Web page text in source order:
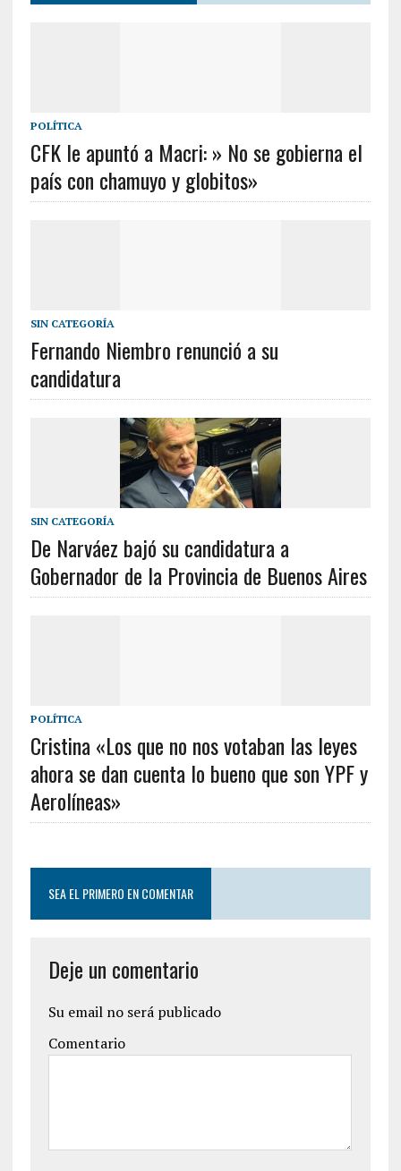
POLÍTICA
CFK le apuntó a Macri: » No se gobierna el
país con chamuyo y globitos»
SIN CATEGORÍA
Fernando Niembro renunció a su
candidatura
SIN CATEGORÍA
De Narváez bajó su candidatura a
Gobernador de la Provincia de Buenos Aires
POLÍTICA
Cristina «Los que no nos votaban las leyes
ahora se dan cuenta lo bueno que son YPF y
Aerolíneas»
SEA EL PRIMERO EN COMENTAR
Deje un comentario
Su email no será publicado
Comentario